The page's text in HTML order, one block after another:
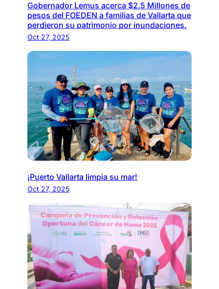
Gobernador Lemus acerca $2.5 Millones de
pesos del FOEDEN a familias de Vallarta que
perdieron su patrimonio por inundaciones.
Oct 27, 2025
¡Puerto Vallarta limpia su mar!
Oct 27, 2025